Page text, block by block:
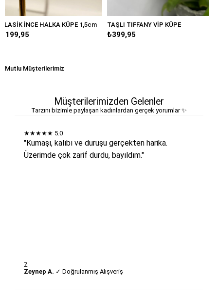
KÜPE 1,5cm TAŞLI TIFFANY VİP KÜPE BÜYÜK DAMLA
Mutlu Müşterilerimiz
Müşterilerimizden Gelenler
Tarzını bizimle paylaşan kadınlardan gerçek yorumlar ✨
★★★★★ 5.0
"Kumaşı, kalıbı ve duruşu gerçekten harika.
Üzerimde çok zarif durdu, bayıldım."
Z
Zeynep A. ✓ Doğrulanmış Alışveriş